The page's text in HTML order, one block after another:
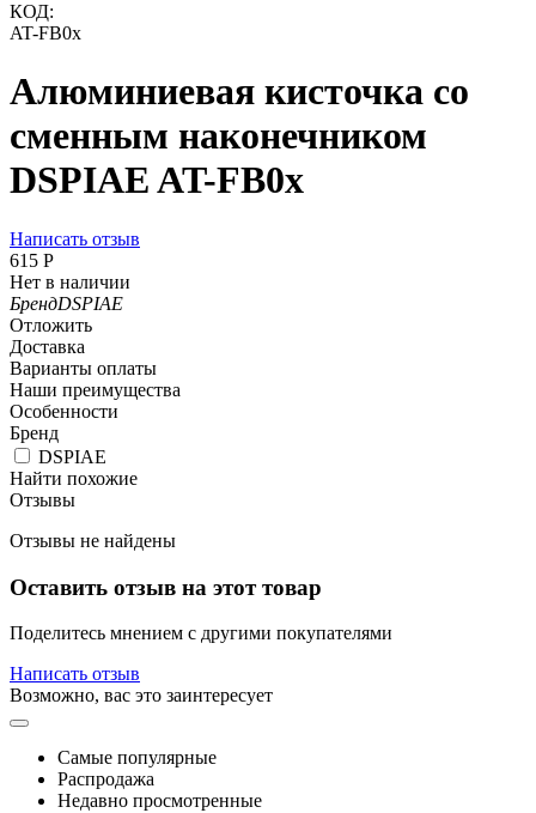
КОД:
AT-FB0x
Алюминиевая кисточка со
сменным наконечником
DSPIAE AT-FB0x
Написать отзыв
‍615‍ Р
Нет в наличии
БрендDSPIAE
Отложить
Доставка
Варианты оплаты
Наши преимущества
Особенности
Бренд
DSPIAE
Найти похожие
Отзывы
Отзывы не найдены
Оставить отзыв на этот товар
Поделитесь мнением с другими покупателями
Написать отзыв
Возможно, вас это заинтересует
Самые популярные
Распродажа
Недавно просмотренные